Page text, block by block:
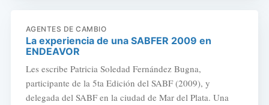
AGENTES DE CAMBIO
La experiencia de una SABFER 2009 en
ENDEAVOR
Les escribe Patricia Soledad Fernández Bugna,
participante de la 5ta Edición del SABF (2009), y
delegada del SABF en la ciudad de Mar del Plata. Una